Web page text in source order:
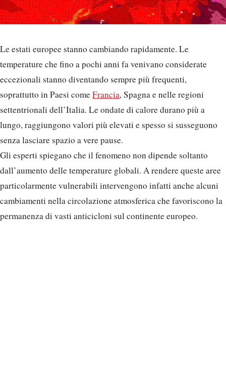
Le estati europee stanno cambiando rapidamente. Le
temperature che fino a pochi anni fa venivano considerate
eccezionali stanno diventando sempre più frequenti,
soprattutto in Paesi comeFrancia, Spagna e nelle regioni
settentrionali dell’Italia. Le ondate di calore durano più a
lungo, raggiungono valori più elevati e spesso si susseguono
senza lasciare spazio a vere pause.
Gli esperti spiegano che il fenomeno non dipende soltanto
dall’aumento delle temperature globali. A rendere queste aree
particolarmente vulnerabili intervengono infatti anche alcuni
cambiamenti nella circolazione atmosferica che favoriscono la
permanenza di vasti anticicloni sul continente europeo.